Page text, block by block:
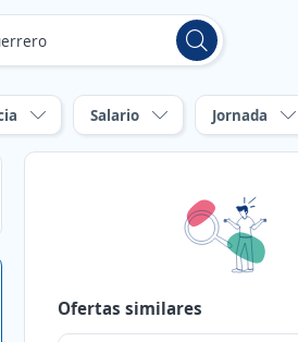
Salario Jornada
Ofertas similares